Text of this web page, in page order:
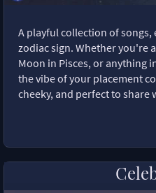
A playful collection of songs,
zodiac sign. Whether you're
Moon in Pisces, or anything
the vibe of your placement
cheeky, and perfect to share